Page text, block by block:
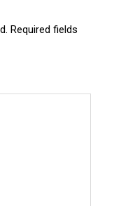
Required fields